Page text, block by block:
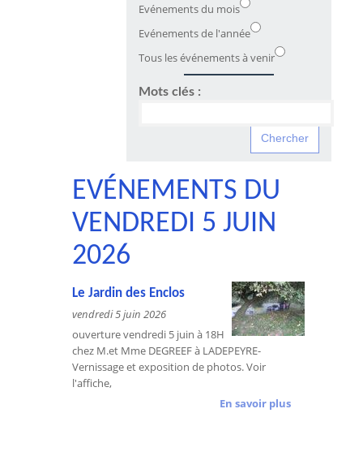
Evénements du mois
Evénements de l'année
Tous les événements à venir
Mots clés :
EVÉNEMENTS DU
VENDREDI 5 JUIN
2026
Le Jardin des Enclos
vendredi 5 juin 2026
ouverture vendredi 5 juin à 18H
chez M.et Mme DEGREEF à LADEPEYRE-
Vernissage et exposition de photos. Voir
l'affiche,
En savoir plus